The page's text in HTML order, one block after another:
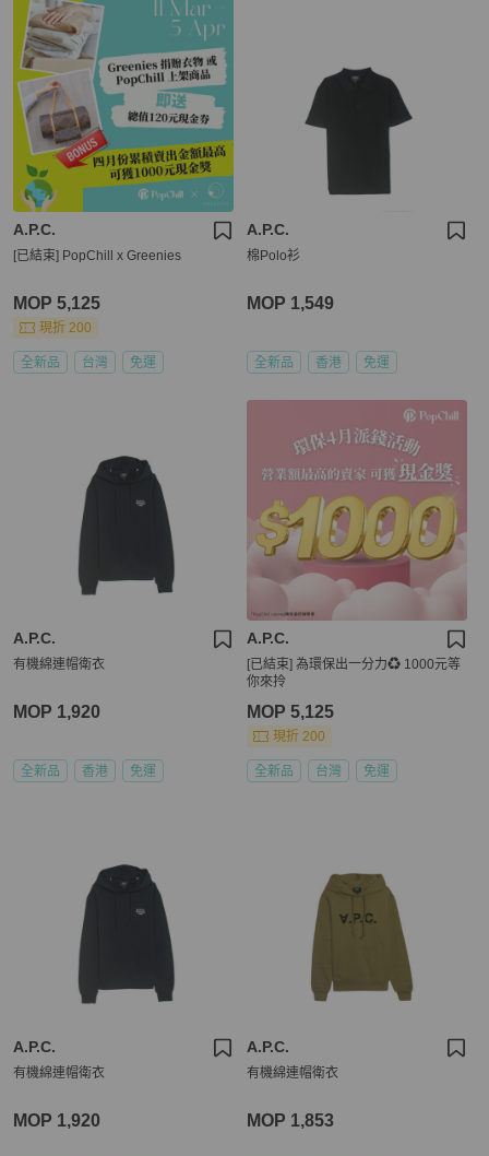
A.P.C.
[已結束] PopChill x Greenies
MOP 5,125
現折 200
全新品 台灣 免運
A.P.C.
棉Polo衫
MOP 1,549
全新品 香港 免運
A.P.C.
有機綿連帽衛衣
MOP 1,920
全新品 香港 免運
A.P.C.
[已結束] 為環保出一分力♻️ 1000元等
你來拎
MOP 5,125
現折 200
全新品 台灣 免運
A.P.C.
有機綿連帽衛衣
MOP 1,920
A.P.C.
有機綿連帽衛衣
MOP 1,853